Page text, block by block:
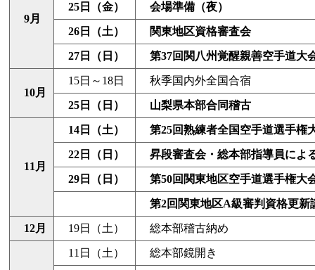
9月
25日（金） 会場準備（夜）
26日（土） 関東地区資格審査会
27日（日） 第37回関八州覚醒親善空手道大
10月
15日～18日 秋季国内外全国合宿
25日（日） 山梨県本部合同稽古
11月
14日（土） 第25回熟練者全国空手道選手権
22日（日） 昇段審査会・総本部指導員によ
29日（日） 第50回関東地区空手道選手権大
第2回関東地区A級審判資格更
12月 19日（土） 総本部稽古納め
11日（土） 総本部鏡開き